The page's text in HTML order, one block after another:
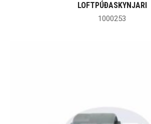
LOFTPÚÐASKYNJARI
1000253